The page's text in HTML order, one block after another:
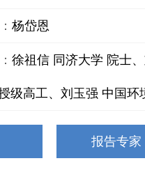
杨岱恩
徐祖信 同济大学 院士
级高工、刘玉强 中国
报告专家